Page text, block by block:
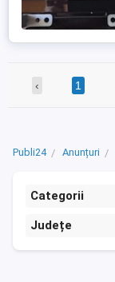
‹ 1
Publi24 Anunțuri
Categorii
Județe